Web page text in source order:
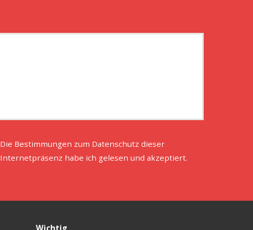
Die Bestimmungen zum Datenschutz dieser
Internetpräsenz habe ich gelesen und akzeptiert.